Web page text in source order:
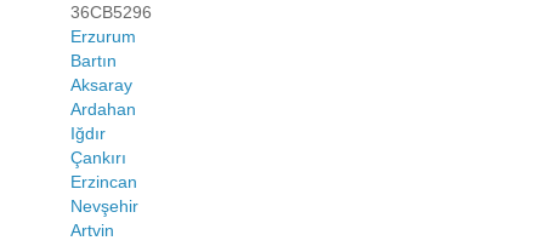
36CB5296
Erzurum
Bartın
Aksaray
Ardahan
Iğdır
Çankırı
Erzincan
Nevşehir
Artvin